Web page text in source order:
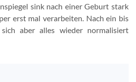
sink nach einer Geburt stark
erst mal verarbeiten. Nach ein bis
aber alles wieder normalisiert